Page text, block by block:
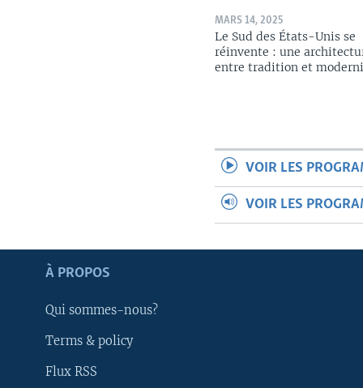
SUIVEZ-NOUS
Langues
MARS 14, 2025
Le Sud des États-Unis se
réinvente : une
entre tradition et
VOIR LES
VOIR LES
À PROPOS
Qui sommes-nous?
Terms & policy
Flux RSS